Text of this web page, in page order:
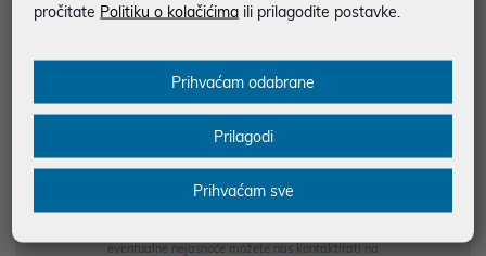
JAMSTVO 24 MJ.
BESPLATNA DOSTAVA ZA NARUDŽBE IZNAD 66,36€
MOGUĆNOST PLAĆANJA NA RATE
odgovara za eventualne pogreške nastale u opisu proizvoda, greške
prilikom štampanja te promjene u dostupnosti i cijene. Slike artikala su
eventualne nejasnoće možete nas kontaktirati na
pročitate Politiku o kolačićima ili prilagodite postavke.
Prihvaćam odabrane
Prilagodi
Prihvaćam sve